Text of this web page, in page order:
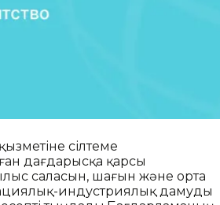
сілтеме
дағдарысқа қарсы
саласын, шағын және орта
индустриялық дамуды